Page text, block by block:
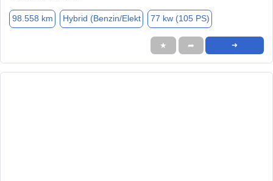
98.558 km Hybrid (Benzin/Elekt 77 kw (105 PS)
★ ➦ ➜